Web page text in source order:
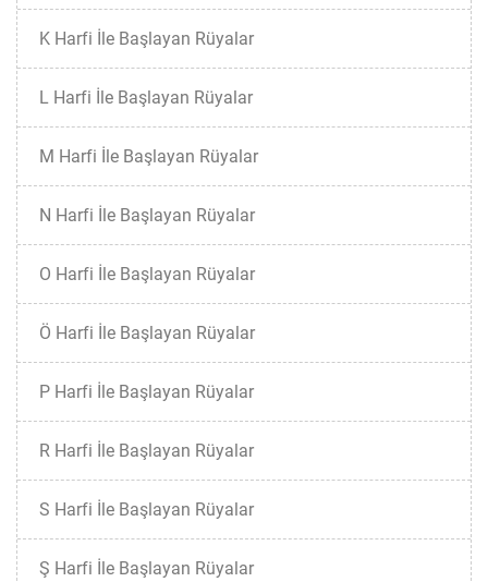
K Harfi İle Başlayan Rüyalar
L Harfi İle Başlayan Rüyalar
M Harfi İle Başlayan Rüyalar
N Harfi İle Başlayan Rüyalar
O Harfi İle Başlayan Rüyalar
Ö Harfi İle Başlayan Rüyalar
P Harfi İle Başlayan Rüyalar
R Harfi İle Başlayan Rüyalar
S Harfi İle Başlayan Rüyalar
Ş Harfi İle Başlayan Rüyalar